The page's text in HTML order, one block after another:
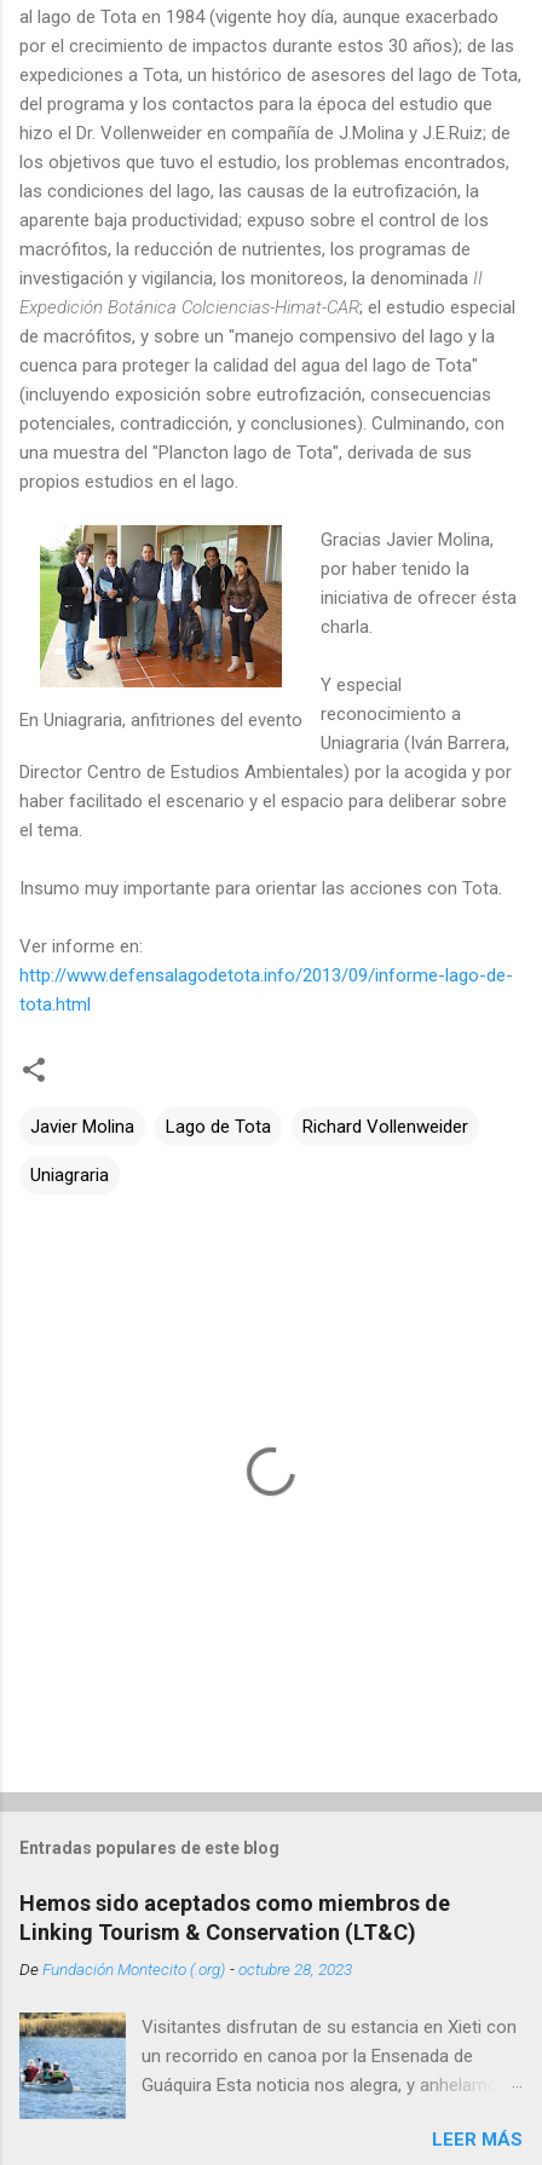
al lago de Tota en 1984 (vigente hoy día, aunque exacerbado
por el crecimiento de impactos durante estos 30 años); de las
expediciones a Tota, un histórico de asesores del lago de Tota,
del programa y los contactos para la época del estudio que
hizo el Dr. Vollenweider en compañía de J.Molina y J.E.Ruiz; de
los objetivos que tuvo el estudio, los problemas encontrados,
las condiciones del lago, las causas de la eutrofización, la
aparente baja productividad; expuso sobre el control de los
macrófitos, la reducción de nutrientes, los programas de
investigación y vigilancia, los monitoreos, la denominada II
Expedición Botánica Colciencias-Himat-CAR; el estudio especial
de macrófitos, y sobre un "manejo compensivo del lago y la
cuenca para proteger la calidad del agua del lago de Tota"
(incluyendo exposición sobre eutrofización, consecuencias
potenciales, contradicción, y conclusiones). Culminando, con
una muestra del "Plancton lago de Tota", derivada de sus
propios estudios en el lago.
En Uniagraria, anfitriones del evento
Gracias Javier Molina,
por haber tenido la
iniciativa de ofrecer ésta
charla.
Y especial
reconocimiento a
Uniagraria (Iván Barrera,
Director Centro de Estudios Ambientales) por la acogida y por
haber facilitado el escenario y el espacio para deliberar sobre
el tema.
Insumo muy importante para orientar las acciones con Tota.
Ver informe en:
http://www.defensalagodetota.info/2013/09/informe-lago-de-
tota.html
Javier Molina Lago de Tota Richard Vollenweider
Uniagraria
Entradas populares de este blog
Hemos sido aceptados como miembros de
Linking Tourism & Conservation (LT&C)
DeFundación Montecito (.org) -octubre 28, 2023
Visitantes disfrutan de su estancia en Xieti con
un recorrido en canoa por la Ensenada de
Guáquira Esta noticia nos alegra, y anhelamos
de intercambio con todos aquellos interesados
LEER MÁS